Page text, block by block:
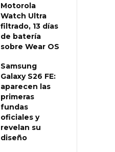
Motorola
Watch Ultra
filtrado, 13 días
de batería
sobre Wear OS
Samsung
Galaxy S26 FE:
aparecen las
primeras
fundas
oficiales y
revelan su
diseño